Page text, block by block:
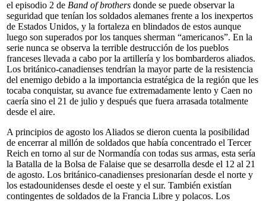
el episodio 2 de Band of brothers donde se puede observar la
seguridad que tenían los soldados alemanes frente a los inexpertos
de Estados Unidos, y la fortaleza en blindados de estos aunque
luego son superados por los tanques sherman “americanos”. En la
serie nunca se observa la terrible destrucción de los pueblos
franceses llevada a cabo por la artillería y los bombarderos aliados.
Los británico-canadienses tendrían la mayor parte de la resistencia
del enemigo debido a la importancia estratégica de la región que les
tocaba conquistar, su avance fue extremadamente lento y Caen no
caería sino el 21 de julio y después que fuera arrasada totalmente
desde el aire.
A principios de agosto los Aliados se dieron cuenta la posibilidad
de encerrar al millón de soldados que había concentrado el Tercer
Reich en torno al sur de Normandía con todas sus armas, esta sería
la Batalla de la Bolsa de Falaise que se desarrolla desde el 12 al 21
de agosto. Los británico-canadienses presionarían desde el norte y
los estadounidenses desde el oeste y el sur. También existían
contingentes de soldados de la Francia Libre y polacos. Los